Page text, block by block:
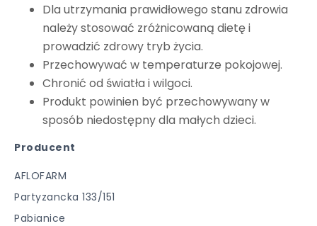
Dla utrzymania prawidłowego stanu zdrowia
należy stosować zróżnicowaną dietę i
prowadzić zdrowy tryb życia.
Przechowywać w temperaturze pokojowej.
Chronić od światła i wilgoci.
Produkt powinien być przechowywany w
sposób niedostępny dla małych dzieci.
Producent
AFLOFARM
Partyzancka 133/151
Pabianice